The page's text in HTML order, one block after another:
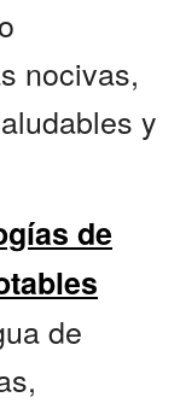
nocivas,
y
de
de